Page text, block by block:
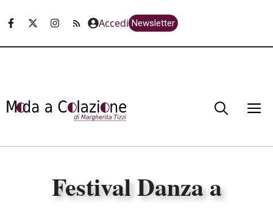
Accedi Newsletter
Festival Danza a